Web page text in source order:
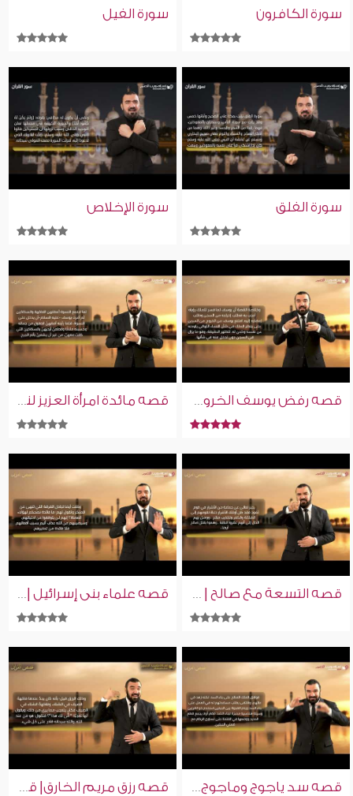
سورة الكافرون سورة الفيل
سورة الفلق سورة الإخلاص
قصه رفض يوسف الخروج من السجن | قصص من القرآن | إسلام ويب | للصم بلغة الإشارة قصه مائدة امرأة العزيز لنسوة مصر | قصص من القرآن | إسلام ويب | للصم بلغة الإشارة
قصه التسعة مع صالح | قصص من القرآن | إسلام ويب | للصم بلغة الإشارة قصه علماء بنى إسرائيل | قصص من القرآن | إسلام ويب | للصم بلغة الإشارة
قصه سد ياجوج وماجوج | قصص من القرآن | إسلام ويب | للصم بلغة الإشارة قصه رزق مريم الخارق| قصص من القرآن | إسلام ويب | للصم بلغة الإشارة